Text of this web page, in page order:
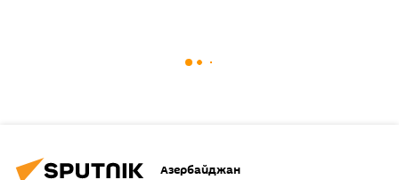
Азербайджан